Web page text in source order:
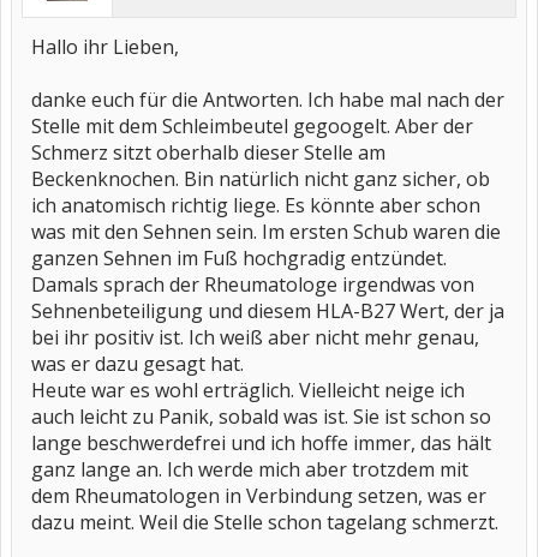
Hallo ihr Lieben,
danke euch für die Antworten. Ich habe mal nach der
Stelle mit dem Schleimbeutel gegoogelt. Aber der
Schmerz sitzt oberhalb dieser Stelle am
Beckenknochen. Bin natürlich nicht ganz sicher, ob
ich anatomisch richtig liege. Es könnte aber schon
was mit den Sehnen sein. Im ersten Schub waren die
ganzen Sehnen im Fuß hochgradig entzündet.
Damals sprach der Rheumatologe irgendwas von
Sehnenbeteiligung und diesem HLA-B27 Wert, der ja
bei ihr positiv ist. Ich weiß aber nicht mehr genau,
was er dazu gesagt hat.
Heute war es wohl erträglich. Vielleicht neige ich
auch leicht zu Panik, sobald was ist. Sie ist schon so
lange beschwerdefrei und ich hoffe immer, das hält
ganz lange an. Ich werde mich aber trotzdem mit
dem Rheumatologen in Verbindung setzen, was er
dazu meint. Weil die Stelle schon tagelang schmerzt.